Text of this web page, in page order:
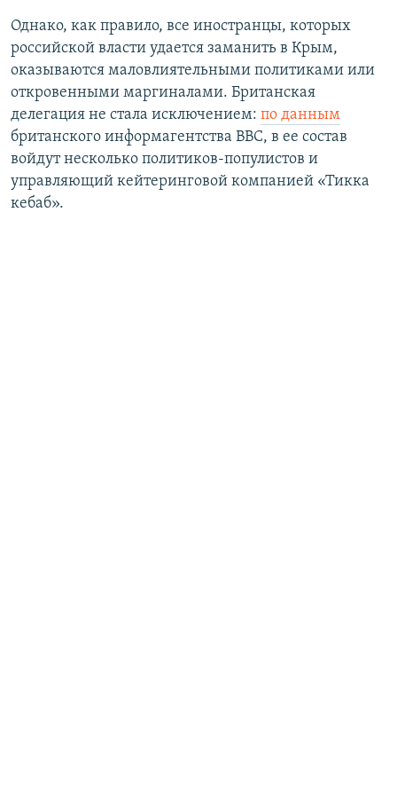
​Однако, как правило, все иностранцы, которых
российской власти удается заманить в Крым,
оказываются маловлиятельными политиками или
откровенными маргиналами. Британская
делегация не стала исключением: по данным
британского информагентства BBC, в ее состав
войдут несколько политиков-популистов и
управляющий кейтеринговой компанией «Тикка
кебаб».